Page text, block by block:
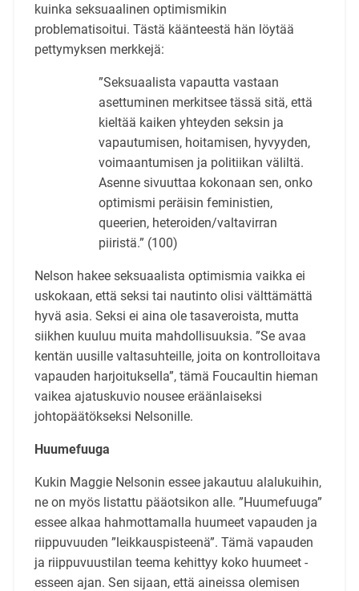
kuinka seksuaalinen optimismikin
problematisoitui. Tästä käänteestä hän löytää
pettymyksen merkkejä:
”Seksuaalista vapautta vastaan
asettuminen merkitsee tässä sitä, että
kieltää kaiken yhteyden seksin ja
vapautumisen, hoitamisen, hyvyyden,
voimaantumisen ja politiikan väliltä.
Asenne sivuuttaa kokonaan sen, onko
optimismi peräisin feministien,
queerien, heteroiden/valtavirran
piiristä.” (100)
Nelson hakee seksuaalista optimismia vaikka ei
uskokaan, että seksi tai nautinto olisi välttämättä
hyvä asia. Seksi ei aina ole tasaveroista, mutta
siikhen kuuluu muita mahdollisuuksia. ”Se avaa
kentän uusille valtasuhteille, joita on kontrolloitava
vapauden harjoituksella”, tämä Foucaultin hieman
vaikea ajatuskuvio nousee eräänlaiseksi
johtopäätökseksi Nelsonille.
Huumefuuga
Kukin Maggie Nelsonin essee jakautuu alalukuihin,
ne on myös listattu pääotsikon alle. ”Huumefuuga”
essee alkaa hahmottamalla huumeet vapauden ja
riippuvuuden ”leikkauspisteenä”. Tämä vapauden
ja riippuvuustilan teema kehittyy koko huumeet -
esseen ajan. Sen sijaan, että aineissa olemisen